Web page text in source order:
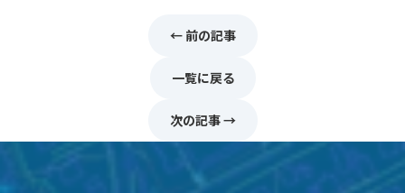
← 前の記事
一覧に戻る
次の記事 →